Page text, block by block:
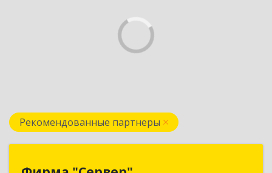
Рекомендованные партнеры